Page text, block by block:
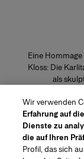
Eine
Kloss: Die
als
Wir verwenden
Erfahrung auf
Dienste zu
die auf Ihren
Profil, das sich